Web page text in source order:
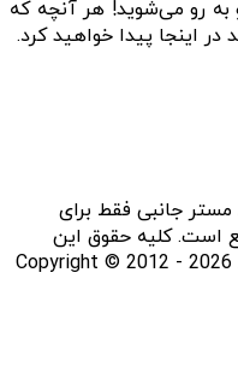
به رو می‌شوید! هر آنچه که
اینجا پیدا خواهید کرد.
مستر جانبی فقط برای
است. کلیه حقوق این